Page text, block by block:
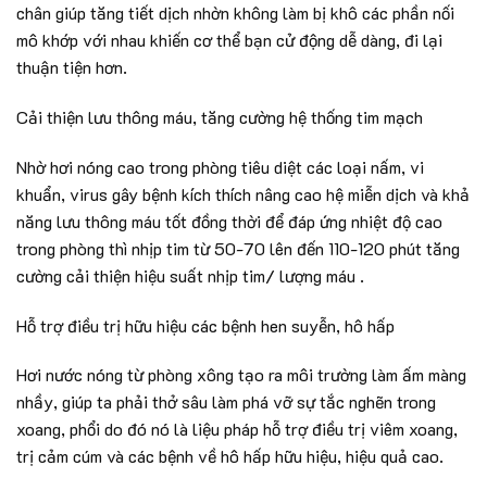
chân giúp tăng tiết dịch nhờn không làm bị khô các phần nối
mô khớp với nhau khiến cơ thể bạn cử động dễ dàng, đi lại
thuận tiện hơn.
Cải thiện lưu thông máu, tăng cường hệ thống tim mạch
Nhờ hơi nóng cao trong phòng tiêu diệt các loại nấm, vi
khuẩn, virus gây bệnh kích thích nâng cao hệ miễn dịch và khả
năng lưu thông máu tốt đồng thời để đáp ứng nhiệt độ cao
trong phòng thì nhịp tim từ 50-70 lên đến 110-120 phút tăng
cường cải thiện hiệu suất nhịp tim/ lượng máu .
Hỗ trợ điều trị hữu hiệu các bệnh hen suyễn, hô hấp
Hơi nước nóng từ phòng xông tạo ra môi trường làm ấm màng
nhầy, giúp ta phải thở sâu làm phá vỡ sự tắc nghẽn trong
xoang, phổi do đó nó là liệu pháp hỗ trợ điều trị viêm xoang,
trị cảm cúm và các bệnh về hô hấp hữu hiệu, hiệu quả cao.